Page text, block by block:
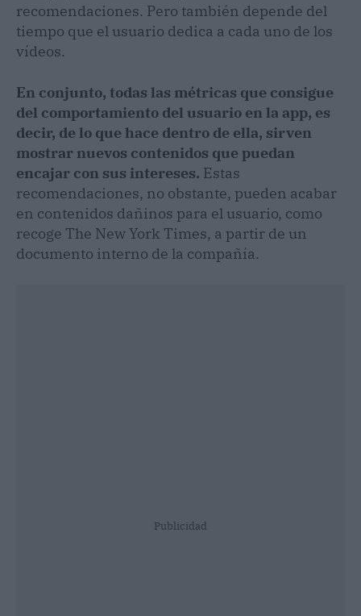
recomendaciones. Pero también depende del
tiempo que el usuario dedica a cada uno de los
vídeos.
En conjunto, todas las métricas que consigue
del comportamiento del usuario en la app, es
decir, de lo que hace dentro de ella, sirven
mostrar nuevos contenidos que puedan
encajar con sus intereses. Estas
recomendaciones, no obstante, pueden acabar
en contenidos dañinos para el usuario, como
recoge The New York Times, a partir de un
documento interno de la compañía.
Publicidad